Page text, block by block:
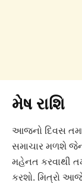
મેષ રાશિ
આજનો દિવસ
સમાચાર મળશે
મહેનત કરવાથી
કરશો. મિત્રો